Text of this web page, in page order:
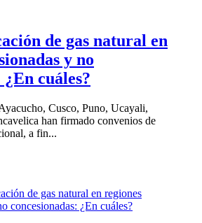
de gas natural en
y no
cuáles?
Cusco, Puno, Ucayali,
han firmado convenios de
a fin...